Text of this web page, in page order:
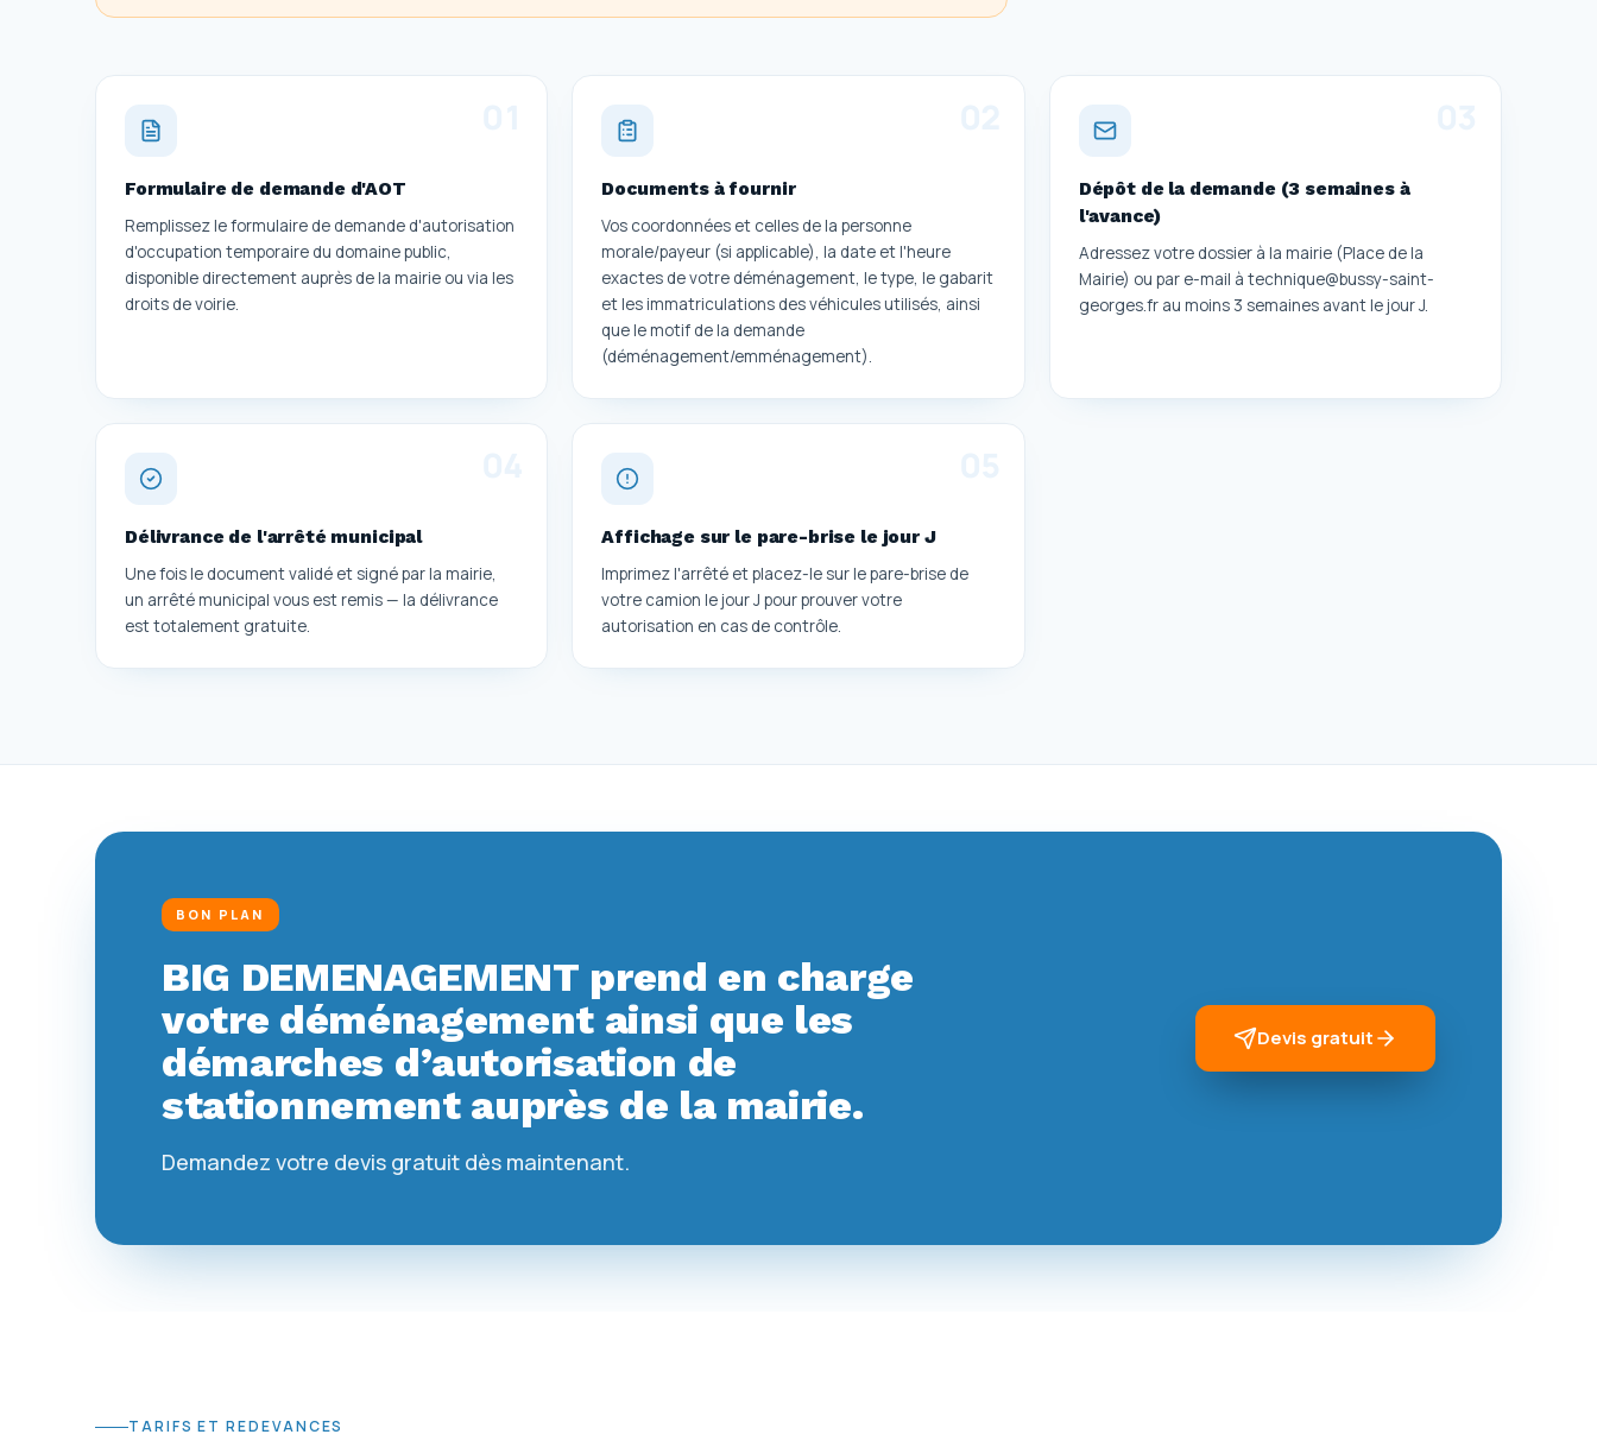
Formulaire de demande d'AOT
Remplissez le formulaire de demande d'autorisation
d'occupation temporaire du domaine public,
disponible directement auprès de la mairie ou via les
droits de voirie.
Documents à fournir
Vos coordonnées et celles de la personne
morale/payeur (si applicable), la date et l'heure
exactes de votre déménagement, le type, le gabarit
et les immatriculations des véhicules utilisés, ainsi
que le motif de la demande
(déménagement/emménagement).
Dépôt de la demande (3 semaines à
l'avance)
Adressez votre dossier à la mairie (Place de la
Mairie) ou par e-mail à technique@bussy-saint-
georges.fr au moins 3 semaines avant le jour J.
Délivrance de l'arrêté municipal
Une fois le document validé et signé par la mairie,
un arrêté municipal vous est remis — la délivrance
est totalement gratuite.
Affichage sur le pare-brise le jour J
Imprimez l'arrêté et placez-le sur le pare-brise de
votre camion le jour J pour prouver votre
autorisation en cas de contrôle.
BON PLAN
BIG DEMENAGEMENT prend en charge
votre déménagement ainsi que les
démarches d’autorisation de
stationnement auprès de la mairie.
Demandez votre devis gratuit dès maintenant.
Devis gratuit
TARIFS ET REDEVANCES